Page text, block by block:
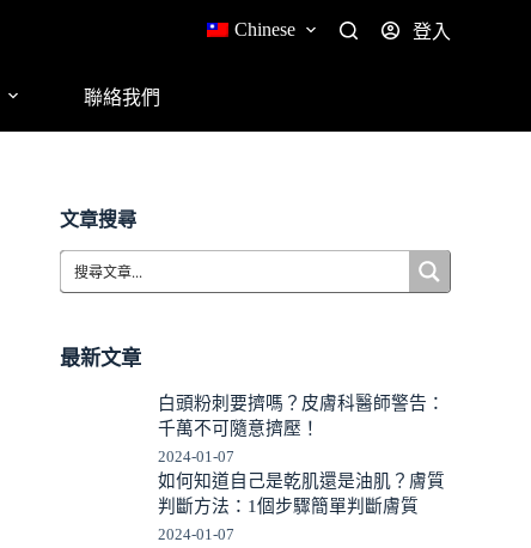
Chinese 登入
聯絡我們
文章搜尋
最新文章
白頭粉刺要擠嗎？皮膚科醫師警告：
千萬不可隨意擠壓！
2024-01-07
如何知道自己是乾肌還是油肌？膚質
判斷方法：1個步驟簡單判斷膚質
2024-01-07